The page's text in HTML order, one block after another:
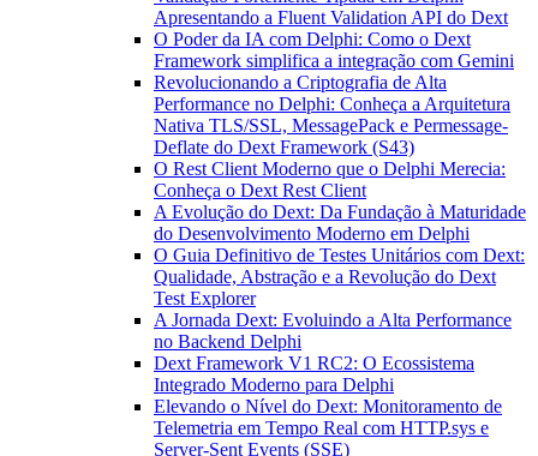
Apresentando a Fluent Validation API do Dext
O Poder da IA com Delphi: Como o Dext
Framework simplifica a integração com Gemini
Revolucionando a Criptografia de Alta
Performance no Delphi: Conheça a Arquitetura
Nativa TLS/SSL, MessagePack e Permessage-
Deflate do Dext Framework (S43)
O Rest Client Moderno que o Delphi Merecia:
Conheça o Dext Rest Client
A Evolução do Dext: Da Fundação à Maturidade
do Desenvolvimento Moderno em Delphi
O Guia Definitivo de Testes Unitários com Dext:
Qualidade, Abstração e a Revolução do Dext
Test Explorer
A Jornada Dext: Evoluindo a Alta Performance
no Backend Delphi
Dext Framework V1 RC2: O Ecossistema
Integrado Moderno para Delphi
Elevando o Nível do Dext: Monitoramento de
Telemetria em Tempo Real com HTTP.sys e
Server-Sent Events (SSE)